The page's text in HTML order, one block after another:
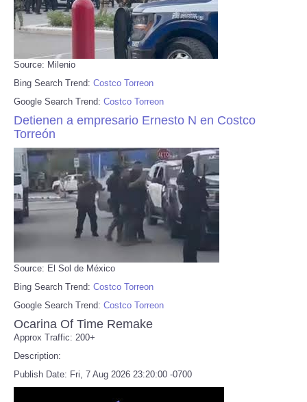
Source: Milenio
Bing Search Trend: Costco Torreon
Google Search Trend: Costco Torreon
Detienen a empresario Ernesto N en Costco
Torreón
Source: El Sol de México
Bing Search Trend: Costco Torreon
Google Search Trend: Costco Torreon
Ocarina Of Time Remake
Approx Traffic: 200+
Description:
Publish Date: Fri, 7 Aug 2026 23:20:00 -0700